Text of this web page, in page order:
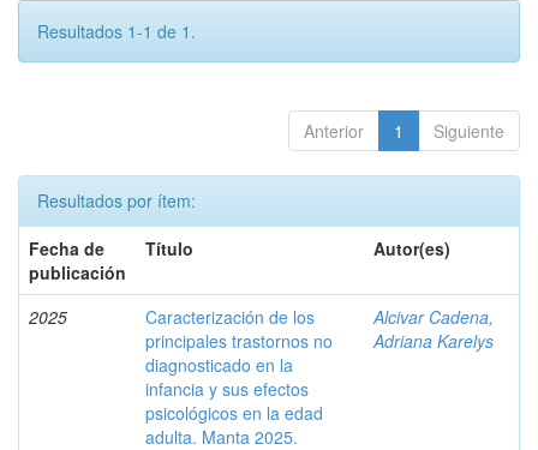
Resultados 1-1 de 1.
Anterior 1 Siguiente
Resultados por ítem:
Fecha de
publicación
Título Autor(es)
2025
Caracterización de los
principales trastornos no
diagnosticado en la
infancia y sus efectos
psicológicos en la edad
adulta. Manta 2025.
Alcivar Cadena,
Adriana Karelys